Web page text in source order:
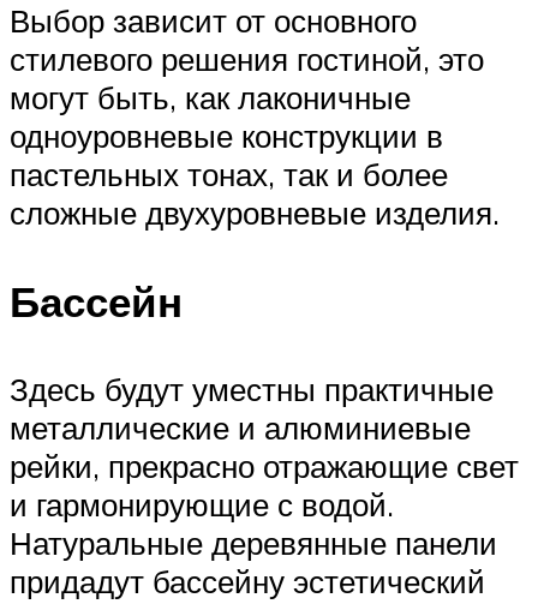
Выбор зависит от основного
стилевого решения гостиной, это
могут быть, как лаконичные
одноуровневые конструкции в
пастельных тонах, так и более
сложные двухуровневые изделия.
Бассейн
Здесь будут уместны практичные
металлические и алюминиевые
рейки, прекрасно отражающие свет
и гармонирующие с водой.
Натуральные деревянные панели
придадут бассейну эстетический